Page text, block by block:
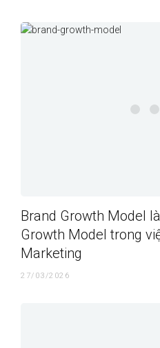
Brand Growth Model
Growth Model trong
Marketing
27/03/2026